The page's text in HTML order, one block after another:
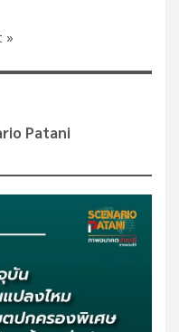
»
Patani